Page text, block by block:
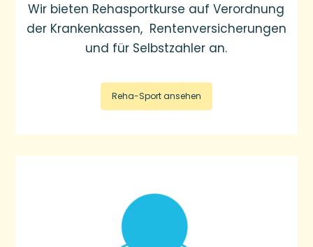
Wir bieten Rehasportkurse auf Verordnung
der Krankenkassen, Rentenversicherungen
und für Selbstzahler an.
Reha-Sport ansehen